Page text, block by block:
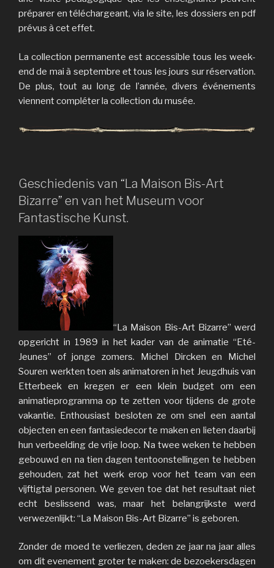
préparer en téléchargeant, via le site, les dossiers en pdf
prévus à cet effet.
La collection permanente est accessible tous les week-
end de mai à septembre et tous les jours sur réservation.
De plus, tout au long de l’année, divers événements
viennent compléter la collection du musée.
Geschiedenis van “La Maison Bis-Art
Bizarre” en van het Museum voor
Fantastische Kunst.
“La Maison Bis-Art Bizarre” werd
opgericht in 1989 in het kader van de animatie “Eté-
Jeunes” of jonge zomers. Michel Dircken en Michel
Souren werkten toen als animatoren in het Jeugdhuis van
Etterbeek en kregen er een klein budget om een
animatieprogramma op te zetten voor tijdens de grote
vakantie. Enthousiast besloten ze om snel een aantal
objecten en een fantasiedecor te maken en lieten daarbij
hun verbeelding de vrije loop. Na twee weken te hebben
gebouwd en na tien dagen tentoonstellingen te hebben
gehouden, zat het werk erop voor het team van een
vijftigtal personen. We geven toe dat het resultaat niet
echt beslissend was, maar het belangrijkste werd
verwezenlijkt: “La Maison Bis-Art Bizarre” is geboren.
Zonder de moed te verliezen, deden ze jaar na jaar alles
om dit evenement groter te maken: de bezoekersdagen